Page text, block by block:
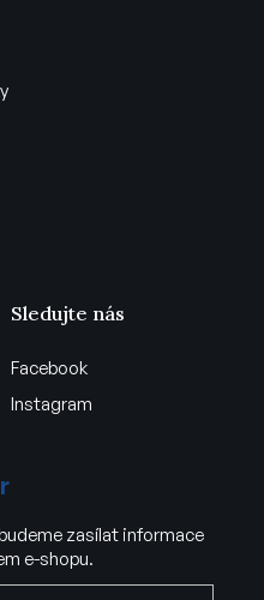
Sledujte nás
Facebook
Instagram
zasílat informace
e-shopu.